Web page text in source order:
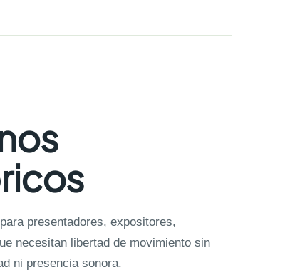
presentadores, expositores,
necesitan libertad de movimiento sin
ni presencia sonora.